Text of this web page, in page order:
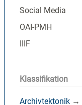
Social Media
OAI-PMH
IIIF
Klassifikation
Archivtektonik →